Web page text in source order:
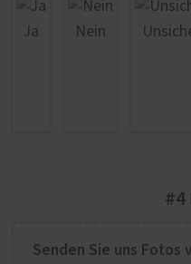
Ja Nein
Senden Sie uns